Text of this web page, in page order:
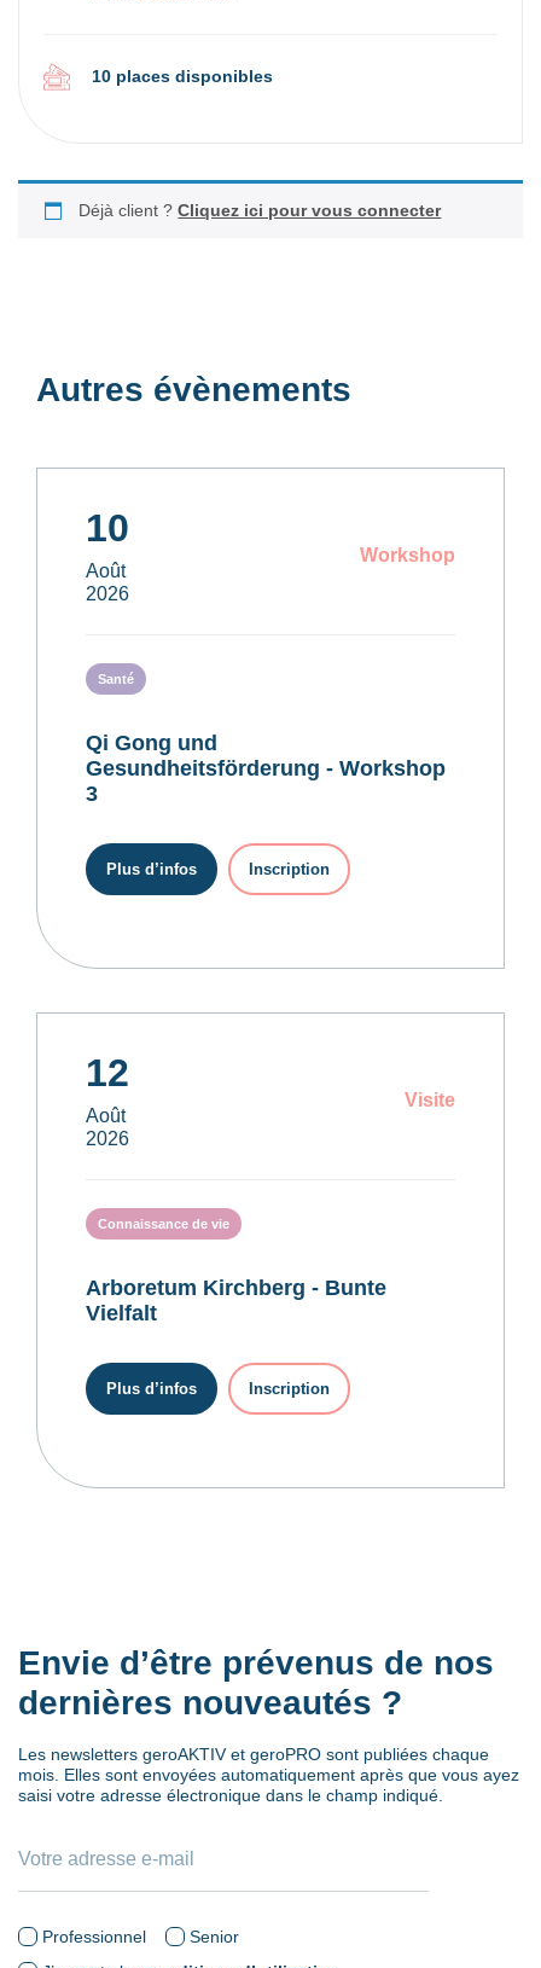
10 places disponibles
Déjà client ?Cliquez ici pour vous connecter
Autres évènements
10
Août
2026
Workshop
Santé
Qi Gong und
Gesundheitsförderung - Workshop
3
Plus d’infos Inscription
12
Août
2026
Visite
Connaissance de vie
Arboretum Kirchberg - Bunte
Vielfalt
Plus d’infos Inscription
Envie d’être prévenus de nos
dernières nouveautés ?
Les newsletters geroAKTIV et geroPRO sont publiées chaque
mois. Elles sont envoyées automatiquement après que vous ayez
saisi votre adresse électronique dans le champ indiqué.
Professionnel
Senior